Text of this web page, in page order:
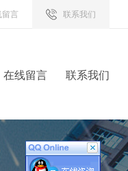
留言 联系我们
在线留言 联系我们